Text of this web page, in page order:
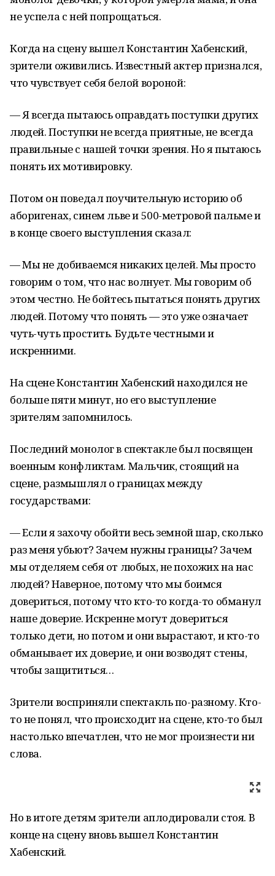
не успела с ней попрощаться.
Когда на сцену вышел Константин Хабенский,
зрители оживились. Известный актер признался,
что чувствует себя белой вороной:
— Я всегда пытаюсь оправдать поступки других
людей. Поступки не всегда приятные, не всегда
правильные с нашей точки зрения. Но я пытаюсь
понять их мотивировку.
Потом он поведал поучительную историю об
аборигенах, синем льве и 500-метровой пальме и
в конце своего выступления сказал:
— Мы не добиваемся никаких целей. Мы просто
говорим о том, что нас волнует. Мы говорим об
этом честно. Не бойтесь пытаться понять других
людей. Потому что понять — это уже означает
чуть-чуть простить. Будьте честными и
искренними.
На сцене Константин Хабенский находился не
больше пяти минут, но его выступление
зрителям запомнилось.
Последний монолог в спектакле был посвящен
военным конфликтам. Мальчик, стоящий на
сцене, размышлял о границах между
государствами:
— Если я захочу обойти весь земной шар, сколько
раз меня убьют? Зачем нужны границы? Зачем
мы отделяем себя от любых, не похожих на нас
людей? Наверное, потому что мы боимся
довериться, потому что кто-то когда-то обманул
наше доверие. Искренне могут довериться
только дети, но потом и они вырастают, и кто-то
обманывает их доверие, и они возводят стены,
чтобы защититься…
Зрители восприняли спектакль по-разному. Кто-
то не понял, что происходит на сцене, кто-то был
настолько впечатлен, что не мог произнести ни
слова.
Но в итоге детям зрители аплодировали стоя. В
конце на сцену вновь вышел Константин
Хабенский.